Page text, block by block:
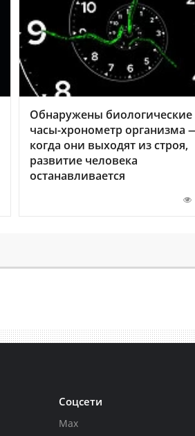
Обнаружены биологические
часы-хронометр организма
когда они выходят из строя,
развитие человека
останавливается
Соцсети
Max